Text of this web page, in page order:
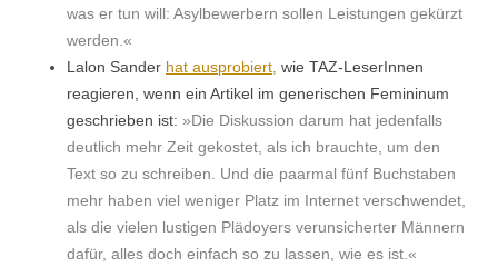
was er tun will: Asyl­be­wer­bern sollen Leis­tun­gen gekürzt
werden.«
Lalon Sander hat aus­pro­biert, wie TAZ-LeserIn­nen
reagieren, wenn ein Artikel im gener­ischen Fem­i­ninum
geschrieben ist: »Die Diskus­sion darum hat jeden­falls
deut­lich mehr Zeit gekostet, als ich brauchte, um den
Text so zu schreiben. Und die paar­mal fünf Buch­staben
mehr haben viel weniger Platz im Inter­net ver­schwen­det,
als die vie­len lusti­gen Plä­doy­ers verun­sichert­er Män­nern
dafür, alles doch ein­fach so zu lassen, wie es ist.«